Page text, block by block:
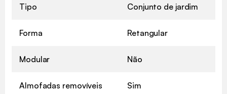
Tipo Conjunto de jardim
Forma Retangular
Modular Não
Almofadas removíveis Sim